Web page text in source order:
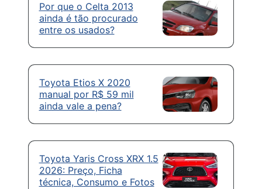
Por que o Celta 2013
ainda é tão procurado
entre os usados?
Toyota Etios X 2020
manual por R$ 59 mil
ainda vale a pena?
Toyota Yaris Cross XRX 1.5
2026: Preço, Ficha
técnica, Consumo e Fotos